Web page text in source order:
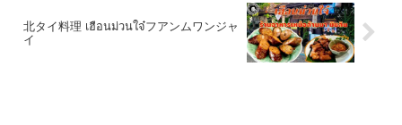
北タイ料理 เฮือนม่วนใจ๋フアンムワンジャ
イ